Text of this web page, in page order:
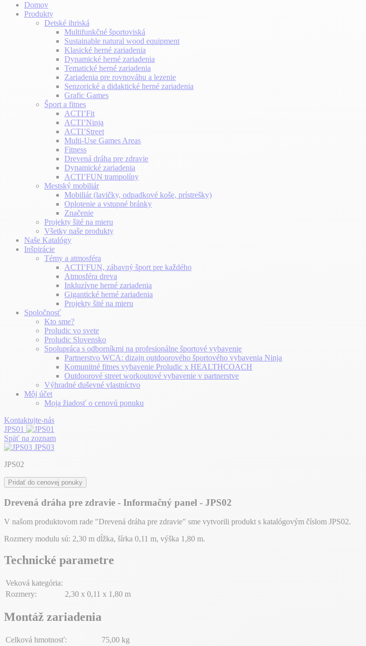
Domov
Produkty
Detské ihriská
Multifunkčné športoviská
Sustainable natural wood equipment
Klasické herné zariadenia
Dynamické herné zariadenia
Tematické herné zariadenia
Zariadenia pre rovnováhu a lezenie
Senzorické a didaktické herné zariadenia
Grafic Games
Šport a fitnes
ACTI’Fit
ACTI’Ninja
ACTI’Street
Multi-Use Games Areas
Fitness
Drevená dráha pre zdravie
Dynamické zariadenia
ACTI’FUN trampolíny
Mestský mobiliár
Mobiliár (lavičky, odpadkové koše, prístrešky)
Oplotenie a vstupné bránky
Značenie
Projekty šité na mieru
Všetky naše produkty
Naše Katalógy
Inšpirácie
Témy a atmosféra
ACTI’FUN, zábavný šport pre každého
Atmosféra dreva
Inkluzívne herné zariadenia
Gigantické herné zariadenia
Projekty šité na mieru
Spoločnosť
Kto sme?
Proludic vo svete
Proludic Slovensko
Spolupráca s odborníkmi na profesionálne športové vybavenie
Partnerstvo WCA: dizajn outdoorového športového vybavenia Ninja
Komunitné fitnes vybavenie Proludic x HEALTHCOACH
Outdoorové street workoutové vybavenie v partnerstve
Výhradné duševné vlastníctvo
Môj účet
Moja žiadosť o cenovú ponuku
Kontaktujte-nás
JPS01
Späť na zoznam
JPS03
JPS02
Pridať do cenovej ponuky
Drevená dráha pre zdravie - Informačný panel - JPS02
V našom produktovom rade "Drevená dráha pre zdravie" sme vytvorili produkt s katalógovým číslom JPS02.
Rozmery modulu sú: 2,30 m dĺžka, šírka 0,11 m, výška 1,80 m.
Technické parametre
Veková kategória:
Rozmery:
2,30 x 0,11 x 1,80 m
Montáž zariadenia
Celková hmotnosť:
75,00 kg